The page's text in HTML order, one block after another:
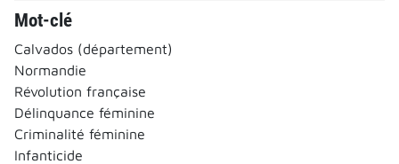
Mot-clé
Calvados (département)
Normandie
Révolution française
Délinquance féminine
Criminalité féminine
Infanticide